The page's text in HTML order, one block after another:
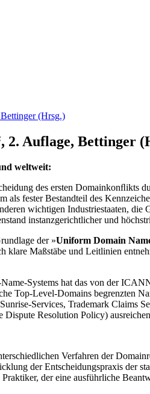
(Hrsg.)
2. Auflage, Bettinger
weltweit:
des ersten
als fester Bestandteil des
wichtigen Industriestaaten,
instanzgerichtlicher und
der »Uniform Domain
klare Maßstäbe und Leitlinien
Systems hat das von der
Top-Level-Domains begrenzten
Services, Trademark Claims
Resolution Policy)
Verfahren der
der Entscheidungspraxis der
der eine ausführliche